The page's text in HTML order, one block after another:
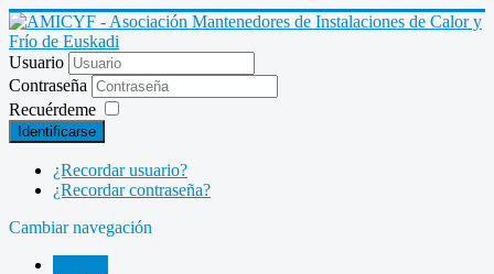
Usuario
Contraseña
Recuérdeme
Identificarse
¿Recordar usuario?
¿Recordar contraseña?
Cambiar navegación